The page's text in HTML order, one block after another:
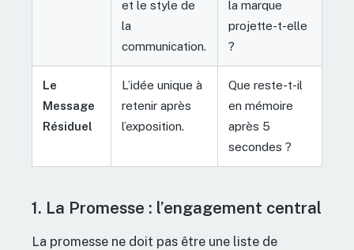
et le style de
la
communication.
la marque
projette-t-elle
?
Le
Message
Résiduel
L’idée unique à
retenir après
l’exposition.
Que reste-t-il
en mémoire
après 5
secondes ?
1. La Promesse : l’engagement central
La promesse ne doit pas être une liste de